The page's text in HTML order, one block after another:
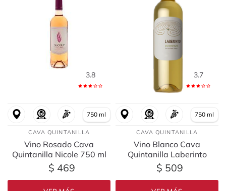
3.8
750 ml
CAVA QUINTANILLA
Vino Rosado Cava
Quintanilla Nicole 750 ml
$ 469
3.7
750 ml
CAVA QUINTANILLA
Vino Blanco Cava
Quintanilla Laberinto
Sauvignon Blanc 750 ml
$ 509